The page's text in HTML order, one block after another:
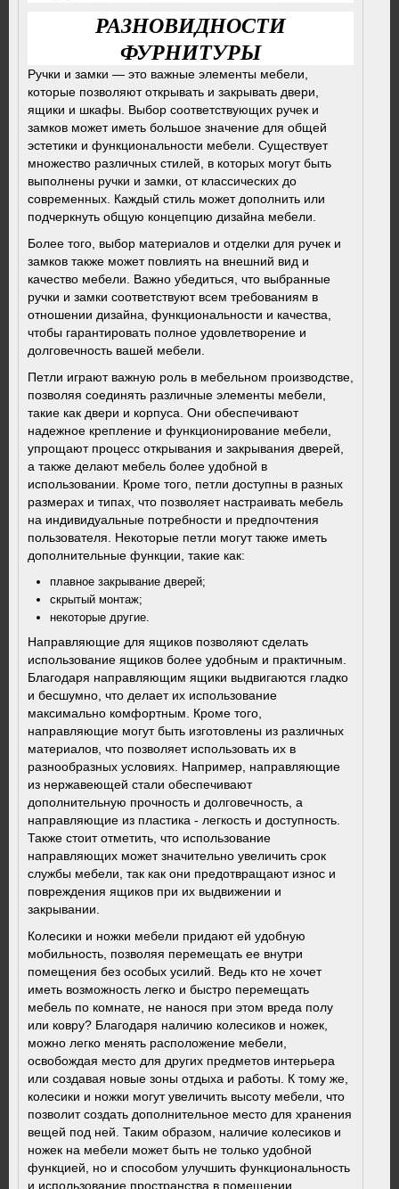
РАЗНОВИДНОСТИ
ФУРНИТУРЫ
Ручки и замки — это важные элементы мебели,
которые позволяют открывать и закрывать двери,
ящики и шкафы. Выбор соответствующих ручек и
замков может иметь большое значение для общей
эстетики и функциональности мебели. Существует
множество различных стилей, в которых могут быть
выполнены ручки и замки, от классических до
современных. Каждый стиль может дополнить или
подчеркнуть общую концепцию дизайна мебели.
Более того, выбор материалов и отделки для ручек и
замков также может повлиять на внешний вид и
качество мебели. Важно убедиться, что выбранные
ручки и замки соответствуют всем требованиям в
отношении дизайна, функциональности и качества,
чтобы гарантировать полное удовлетворение и
долговечность вашей мебели.
Петли играют важную роль в мебельном производстве,
позволяя соединять различные элементы мебели,
такие как двери и корпуса. Они обеспечивают
надежное крепление и функционирование мебели,
упрощают процесс открывания и закрывания дверей,
а также делают мебель более удобной в
использовании. Кроме того, петли доступны в разных
размерах и типах, что позволяет настраивать мебель
на индивидуальные потребности и предпочтения
пользователя. Некоторые петли могут также иметь
дополнительные функции, такие как:
плавное закрывание дверей;
скрытый монтаж;
некоторые другие.
Направляющие для ящиков позволяют сделать
использование ящиков более удобным и практичным.
Благодаря направляющим ящики выдвигаются гладко
и бесшумно, что делает их использование
максимально комфортным. Кроме того,
направляющие могут быть изготовлены из различных
материалов, что позволяет использовать их в
разнообразных условиях. Например, направляющие
из нержавеющей стали обеспечивают
дополнительную прочность и долговечность, а
направляющие из пластика - легкость и доступность.
Также стоит отметить, что использование
направляющих может значительно увеличить срок
службы мебели, так как они предотвращают износ и
повреждения ящиков при их выдвижении и
закрывании.
Колесики и ножки мебели придают ей удобную
мобильность, позволяя перемещать ее внутри
помещения без особых усилий. Ведь кто не хочет
иметь возможность легко и быстро перемещать
мебель по комнате, не нанося при этом вреда полу
или ковру? Благодаря наличию колесиков и ножек,
можно легко менять расположение мебели,
освобождая место для других предметов интерьера
или создавая новые зоны отдыха и работы. К тому же,
колесики и ножки могут увеличить высоту мебели, что
позволит создать дополнительное место для хранения
вещей под ней. Таким образом, наличие колесиков и
ножек на мебели может быть не только удобной
функцией, но и способом улучшить функциональность
и использование пространства в помещении.